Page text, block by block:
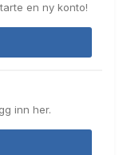
en ny konto!
inn her.